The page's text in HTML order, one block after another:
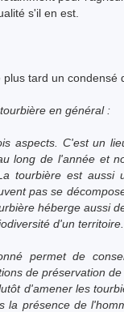
s'il en est.
plus tard un condensé
en général :
aspects. C'est un
long de l'année et
tourbière est aussi
pas se
héberge aussi
d'un territoire.
permet de
de préservation
d'amener les
la présence de